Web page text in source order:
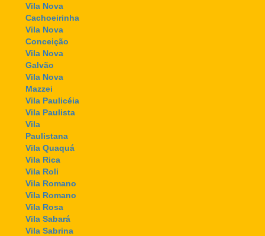
Vila Nova
Cachoeirinha
Vila Nova
Conceição
Vila Nova
Galvão
Vila Nova
Mazzei
Vila Paulicéia
Vila Paulista
Vila
Paulistana
Vila Quaquá
Vila Rica
Vila Roli
Vila Romano
Vila Romano
Vila Rosa
Vila Sabará
Vila Sabrina